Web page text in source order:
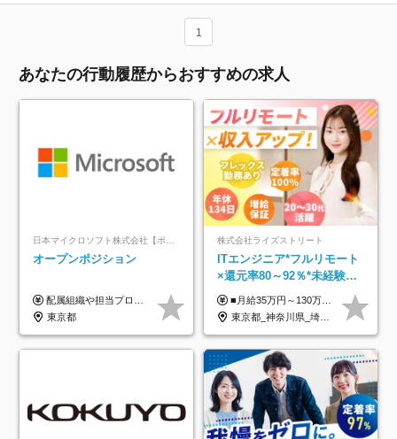
1
あなたの行動履歴からおすすめの求人
日本マイクロソフト株式会社【ポジションマッチ登録】
オープンポジション
配属組織や担当プロジェクトにより異なります。 ▼参考情報 ----------------------- 年俸650万～（1/12を月々支給） ※経験、能力を考慮の上、当社規定により優遇いたします。 ※時間外、休日出勤、深夜手当に対する賃金も基本年俸に含みます。
東京都
株式会社ライズストリート
ITエンジニア*フルリモート
×還元率80～92％*未経験歓
迎*年休134日*月給35万～*
定着率100%
■月給35万円～130万円＋賞与年2回＋各種手当 ※システムエンジニアの経験をお持ちの方は月給41万円以上＋賞与年2回（108万円～）＋手当 ■単価（年収）アップのチャンスは最大年12回 ※残業代は1分単位で100％全額支給。サービス残業などは一切ありません ※試用期間6ヵ月（試用期間中の待遇・給与に差はありません）
東京都_神奈川県_埼玉県_千葉県_大阪府_愛知県_北海道_青森県_岩手県_宮城県_秋田県_山形県_福島県_茨城県_栃木県_群馬県_新潟県_山梨県_長野県_富山県_石川県_福井県_静岡県_岐阜県_三重県_兵庫県_京都府_滋賀県_奈良県_和歌山県_広島県_岡山県_鳥取県_島根県_山口県_徳島県_香川県_愛媛県_高知県_福岡県_熊本県_佐賀県_長崎県_大分県_宮崎県_鹿児島県_沖縄県